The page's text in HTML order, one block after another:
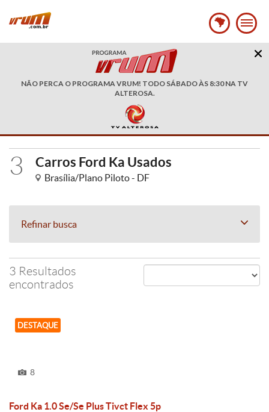
NÃO PERCA O PROGRAMA VRUM! TODO SÁBADO ÀS 8:30 NA TV
ALTEROSA.
3 Carros Ford Ka Usados
Brasília/Plano Piloto - DF
Refinar busca
3 Resultados
encontrados
DESTAQUE
8
Ford Ka 1.0 Se/Se Plus Tivct Flex 5p